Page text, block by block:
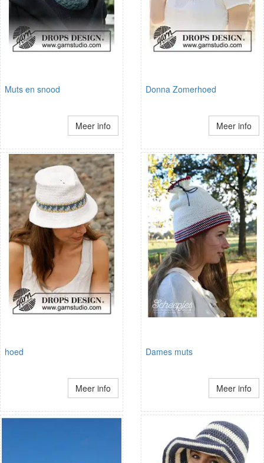
Muts en snood
Meer info
Donna Zomerhoed
Meer info
hoed
Meer info
Dames muts
Meer info